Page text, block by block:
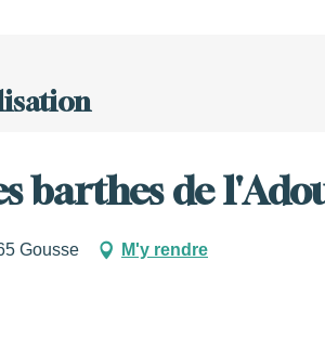
barthes de
Gousse M'y rendre